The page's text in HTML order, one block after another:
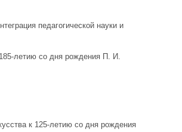
педагогической науки и
летию со дня рождения П. И.
к 125-летию со дня рождения